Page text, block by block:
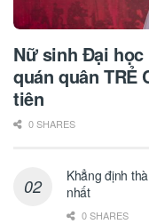
Nữ sinh Đại học
quán quân TRẺ
tiên
0 SHARES
Khẳng định
nhất
0 SHARES